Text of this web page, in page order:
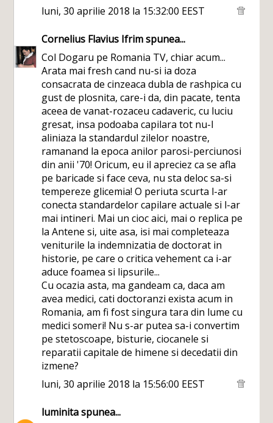
luni, 30 aprilie 2018 la 15:32:00 EEST
Cornelius Flavius Ifrimspunea...
Col Dogaru pe Romania TV, chiar acum...
Arata mai fresh cand nu-si ia doza
consacrata de cinzeaca dubla de rashpica cu
gust de plosnita, care-i da, din pacate, tenta
aceea de vanat-rozaceu cadaveric, cu luciu
gresat, insa podoaba capilara tot nu-l
aliniaza la standardul zilelor noastre,
ramanand la epoca anilor parosi-perciunosi
din anii '70! Oricum, eu il apreciez ca se afla
pe baricade si face ceva, nu sta deloc sa-si
tempereze glicemia! O periuta scurta l-ar
conecta standardelor capilare actuale si l-ar
mai intineri. Mai un cioc aici, mai o replica pe
la Antene si, uite asa, isi mai completeaza
veniturile la indemnizatia de doctorat in
historie, pe care o critica vehement ca i-ar
aduce foamea si lipsurile...
Cu ocazia asta, ma gandeam ca, daca am
avea medici, cati doctoranzi exista acum in
Romania, am fi fost singura tara din lume cu
medici someri! Nu s-ar putea sa-i convertim
pe stetoscoape, bisturie, ciocanele si
reparatii capitale de himene si decedatii din
izmene?
luni, 30 aprilie 2018 la 15:56:00 EEST
luminitaspunea...